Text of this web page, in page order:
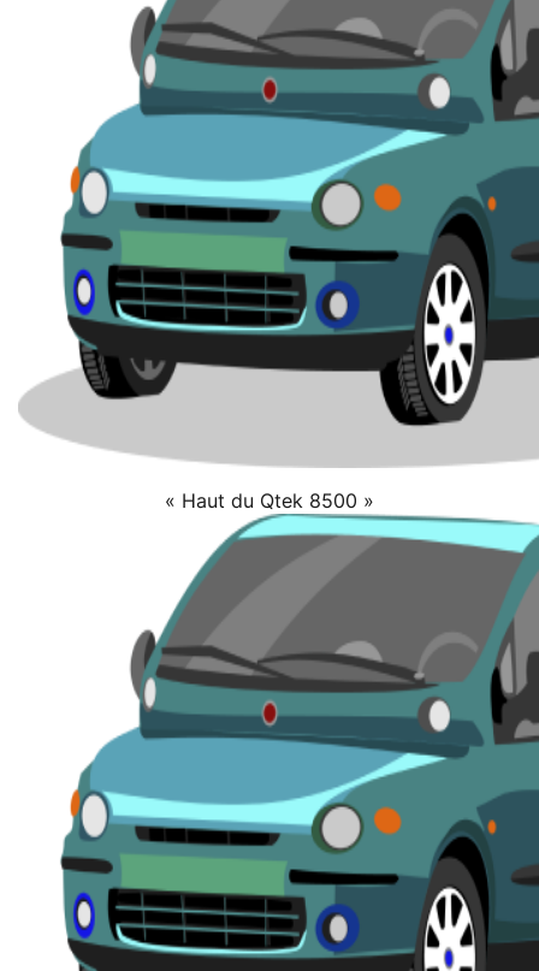
« Haut du Qtek 8500 »